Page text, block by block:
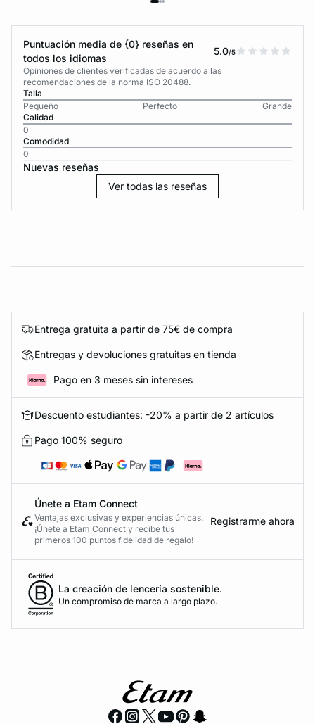
Puntuación media de {0} reseñas en
todos los idiomas
5.0/5
Opiniones de clientes verificadas de acuerdo a las
recomendaciones de la norma ISO 20488.
Talla
Pequeño
Perfecto
Grande
Calidad
0
Comodidad
0
Nuevas reseñas
Ver todas las reseñas
Entrega gratuita a partir de 75€ de compra
Entregas y devoluciones gratuitas en tienda
Pago en 3 meses sin intereses
Descuento estudiantes: -20% a partir de 2 artículos
Pago 100% seguro
Únete a Etam Connect
Ventajas exclusivas y experiencias únicas.
¡Únete a Etam Connect y recibe tus
primeros 100 puntos fidelidad de regalo!
Registrarme ahora
La creación de lencería sostenible.
Un compromiso de marca a largo plazo.